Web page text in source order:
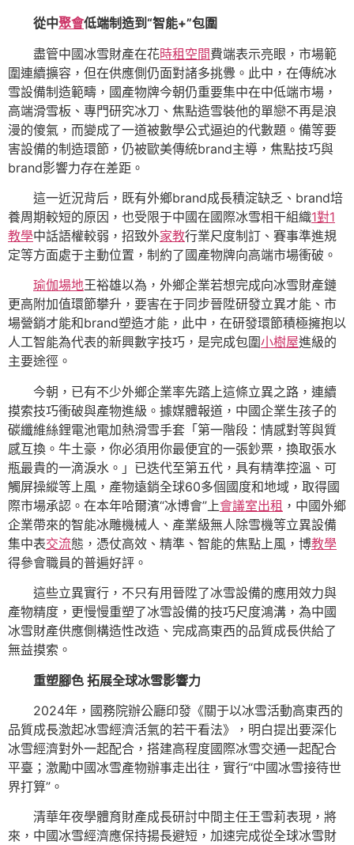
從中聚會低端制造到“智能+”包圍
盡管中國冰雪財產在花時租空間費端表示亮眼，市場範
圍連續擴容，但在供應側仍面對諸多挑釁。此中，在傳統冰
雪設備制造範疇，國產物牌今朝仍重要集中在中低端市場，
高端滑雪板、專門研究冰刀、焦點造雪裝他的單戀不再是浪
漫的傻氣，而變成了一道被數學公式逼迫的代數題。備等要
害設備的制造環節，仍被歐美傳統brand主導，焦點技巧與
brand影響力存在差距。
這一近況背后，既有外鄉brand成長積淀缺乏、brand培
養周期較短的原因，也受限于中國在國際冰雪相干組織1對1
教學中話語權較弱，招致外家教行業尺度制訂、賽事準進規
定等方面處于主動位置，制約了國產物牌向高端市場衝破。
瑜伽場地王裕雄以為，外鄉企業若想完成向冰雪財產鏈
更高附加值環節攀升，要害在于同步晉陞研發立異才能、市
場營銷才能和brand塑造才能，此中，在研發環節積極擁抱以
人工智能為代表的新興數字技巧，是完成包圍小樹屋進級的
主要途徑。
今朝，已有不少外鄉企業率先踏上這條立異之路，連續
摸索技巧衝破與產物進級。據媒體報道，中國企業生孩子的
碳纖維絲鋰電池電加熱滑雪手套「第一階段：情感對等與質
感互換。牛土豪，你必須用你最便宜的一張鈔票，換取張水
瓶最貴的一滴淚水。」已迭代至第五代，具有精準控溫、可
觸屏操縱等上風，產物遠銷全球60多個國度和地域，取得國
際市場承認。在本年哈爾濱“冰博會”上會議室出租 ，中國外鄉
企業帶來的智能冰雕機械人、產業級無人除雪機等立異設備
集中表交流態，憑仗高效、精準、智能的焦點上風，博教學
得參會職員的普遍好評。
這些立異實行，不只有用晉陞了冰雪設備的應用效力與
產物精度，更慢慢重塑了冰雪設備的技巧尺度鴻溝，為中國
冰雪財產供應側構造性改造、完成高東西的品質成長供給了
無益摸索。
重塑腳色 拓展全球冰雪影響力
2024年，國務院辦公廳印發《關于以冰雪活動高東西的
品質成長激起冰雪經濟活氣的若干看法》，明白提出要深化
冰雪經濟對外一起配合，搭建高程度國際冰雪交通一起配合
平臺；激勵中國冰雪產物辦事走出往，實行“中國冰雪接待世
界打算”。
清華年夜學體育財產成長研討中間主任王雪莉表現，將
來，中國冰雪經濟應保持揚長避短，加速完成從全球冰雪財